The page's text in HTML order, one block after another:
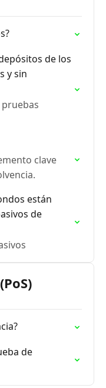
de los
y sin
clave
están
de
de